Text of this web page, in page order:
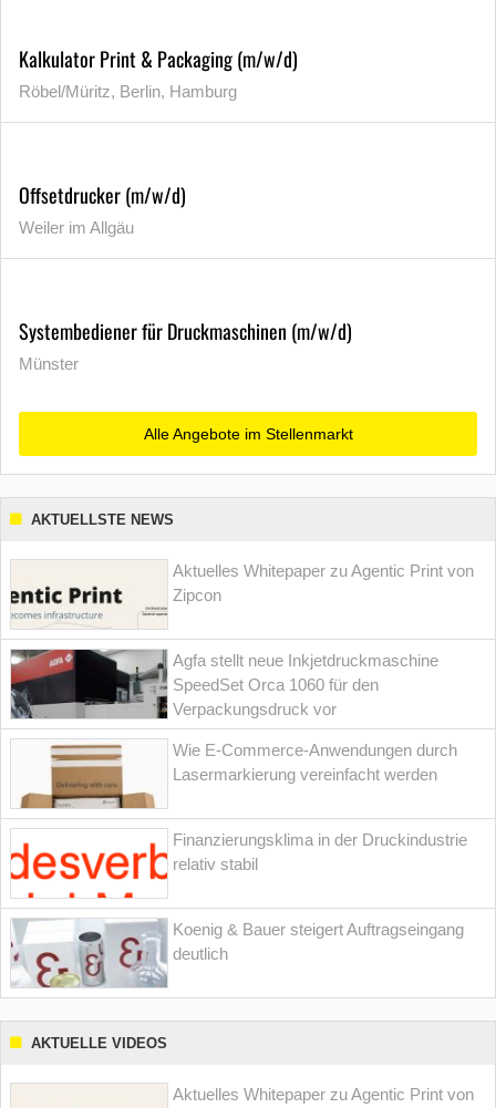
Kalkulator Print & Packaging (m/w/d)
Röbel/Müritz, Berlin, Hamburg
Offsetdrucker (m/w/d)
Weiler im Allgäu
Systembediener für Druckmaschinen (m/w/d)
Münster
Alle Angebote im Stellenmarkt
AKTUELLSTE NEWS
Aktuelles Whitepaper zu Agentic Print von
Zipcon
Agfa stellt neue Inkjetdruckmaschine
SpeedSet Orca 1060 für den
Verpackungsdruck vor
Wie E-Commerce-Anwendungen durch
Lasermarkierung vereinfacht werden
Finanzierungsklima in der Druckindustrie
relativ stabil
Koenig & Bauer steigert Auftragseingang
deutlich
AKTUELLE VIDEOS
Aktuelles Whitepaper zu Agentic Print von